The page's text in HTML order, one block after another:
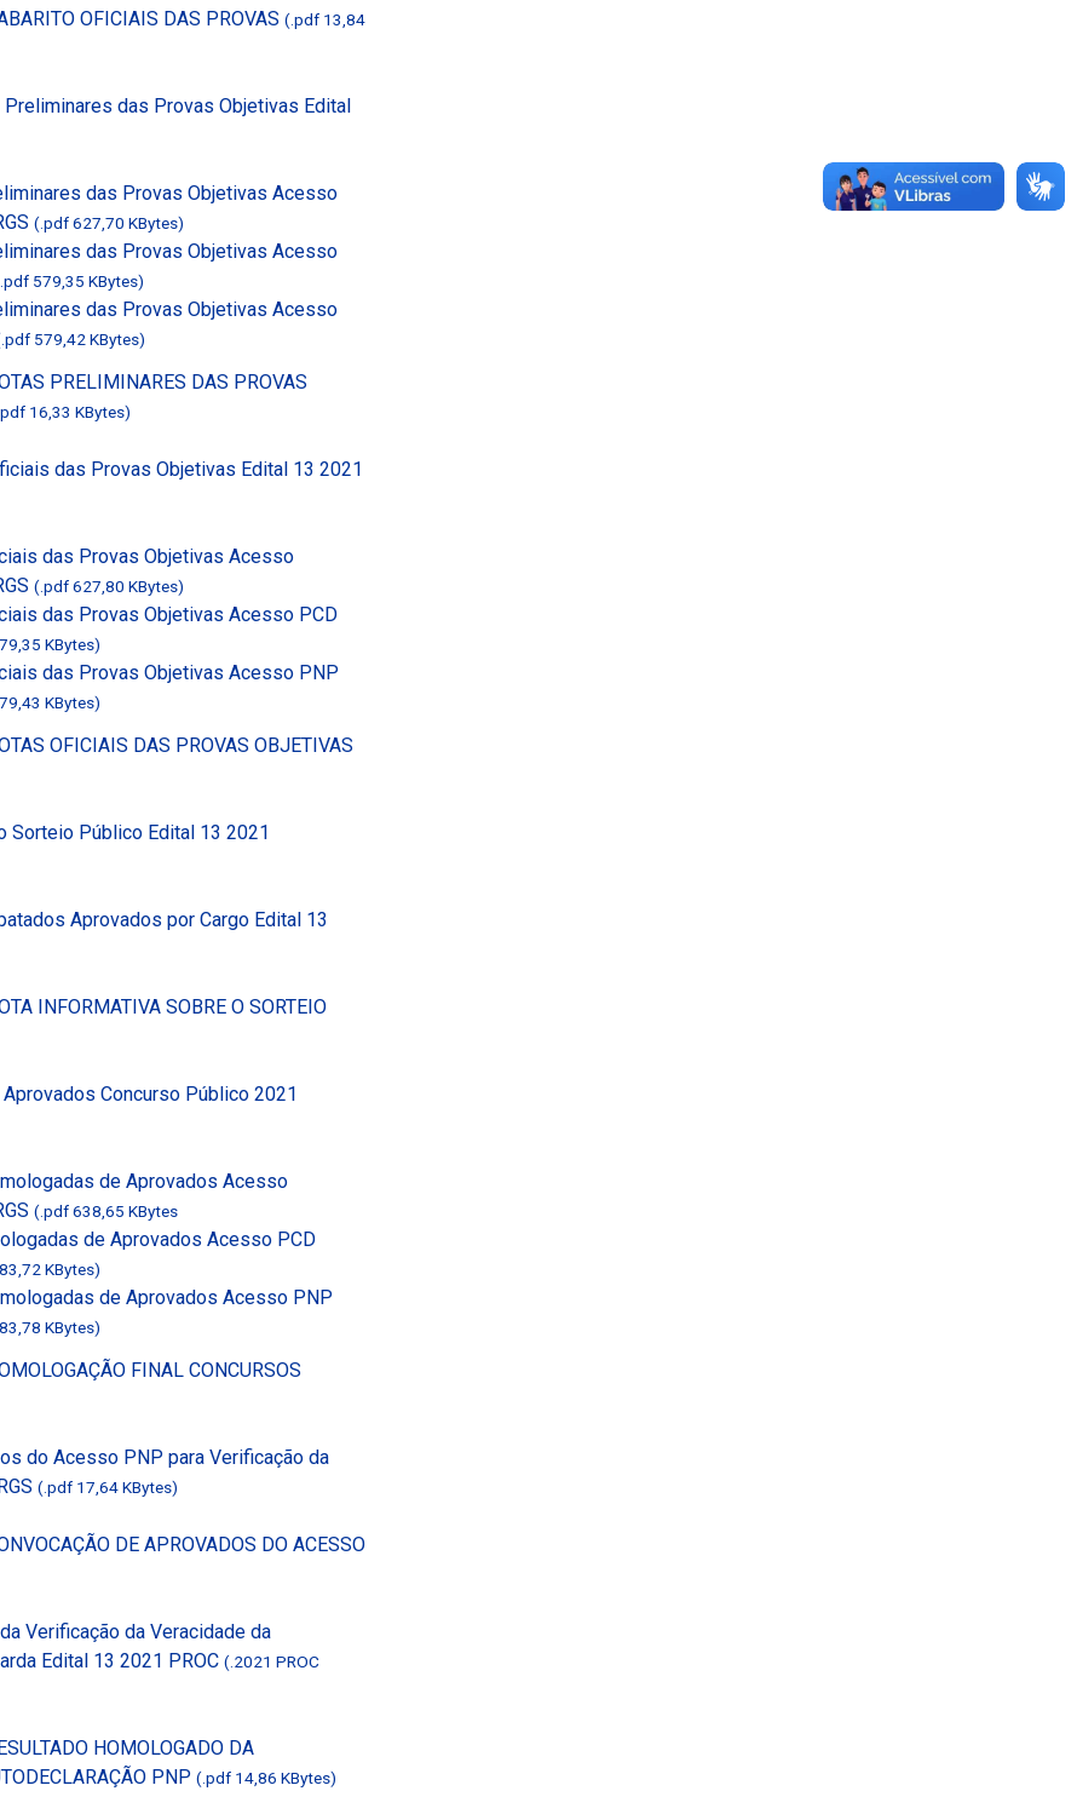
OFICIAIS DAS PROVAS (.pdf 13,84
das Provas Objetivas Edital
das Provas Objetivas Acesso
(.pdf 627,70 KBytes)
das Provas Objetivas Acesso
579,35 KBytes)
das Provas Objetivas Acesso
579,42 KBytes)
PRELIMINARES DAS PROVAS
16,33 KBytes)
das Provas Objetivas Edital 13 2021
das Provas Objetivas Acesso
(.pdf 627,80 KBytes)
das Provas Objetivas Acesso PCD
KBytes)
das Provas Objetivas Acesso PNP
KBytes)
OFICIAIS DAS PROVAS OBJETIVAS
Sorteio Público Edital 13 2021
Aprovados por Cargo Edital 13
INFORMATIVA SOBRE O SORTEIO
Concurso Público 2021
de Aprovados Acesso
(.pdf 638,65 KBytes
de Aprovados Acesso PCD
KBytes)
de Aprovados Acesso PNP
KBytes)
FINAL CONCURSOS
do Acesso PNP para Verificação da
(.pdf 17,64 KBytes)
DE APROVADOS DO ACESSO
Verificação da Veracidade da
Edital 13 2021 PROC (.2021 PROC
HOMOLOGADO DA
PNP (.pdf 14,86 KBytes)